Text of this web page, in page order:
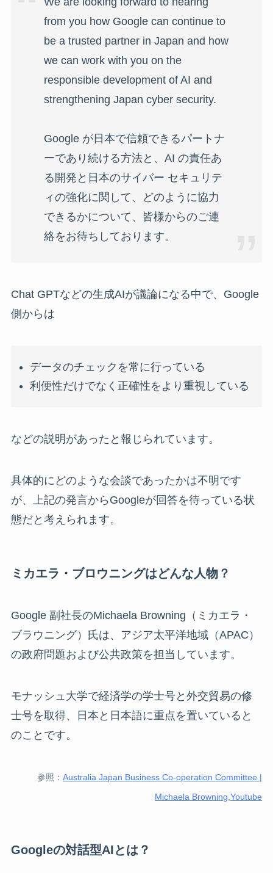
from you how Google can continue to
be a trusted partner in Japan and how
we can work with you on the
responsible development of AI and
strengthening Japan cyber security.
Google が日本で信頼できるパートナ
ーであり続ける方法と、AI の責任あ
る開発と日本のサイバー セキュリテ
ィの強化に関して、どのように協力
できるかについて、皆様からのご連
絡をお待ちしております。
Chat GPTなどの生成AIが議論になる中で、Google
側からは
データのチェックを常に行っている
利便性だけでなく正確性をより重視している
などの説明があったと報じられています。
具体的にどのような会談であったかは不明です
が、上記の発言からGoogleが回答を待っている状
態だと考えられます。
ミカエラ・ブロウニングはどんな人物？
Google 副社長のMichaela Browning（ミカエラ・
ブラウニング）氏は、アジア太平洋地域（APAC）
の政府問題および公共政策を担当しています。
モナッシュ大学で経済学の学士号と外交貿易の修
士号を取得、日本と日本語に重点を置いていると
のことです。
参照：Australia Japan Business Co-operation Committee |
Michaela Browning ,Youtube
Googleの対話型AIとは？